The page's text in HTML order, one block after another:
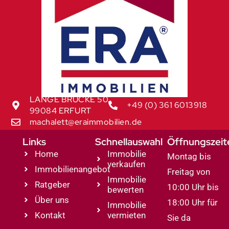
LANGE BRÜCKE 50
99084 ERFURT
+49 (0) 361 6013918
machalett@eraimmobilien.de
Links
Home
Immobilienangebot
Ratgeber
Über uns
Kontakt
Schnellauswahl
Immobilie
verkaufen
Immobilie
bewerten
Immobilie
vermieten
Montag bis
Freitag von
10:00 Uhr bis
18:00 Uhr für
Sie da